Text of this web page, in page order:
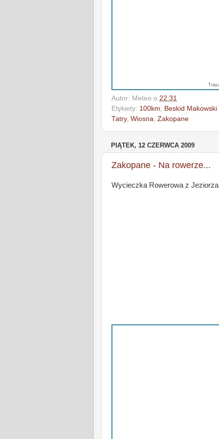
Autor: Meteo o 22:31
Etykiety: 100km, Beskid
Tatry, Wiosna, Zakopane
PIĄTEK, 12 CZERWCA 2009
Zakopane - Na rowerze...
Wycieczka Rowerowa z